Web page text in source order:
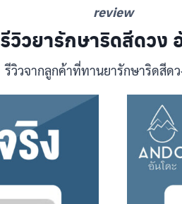
review
รีวิวยารักษาริดสีดวง
รีวิวจากลูกค้าที่ทานยารักษาริดสีด